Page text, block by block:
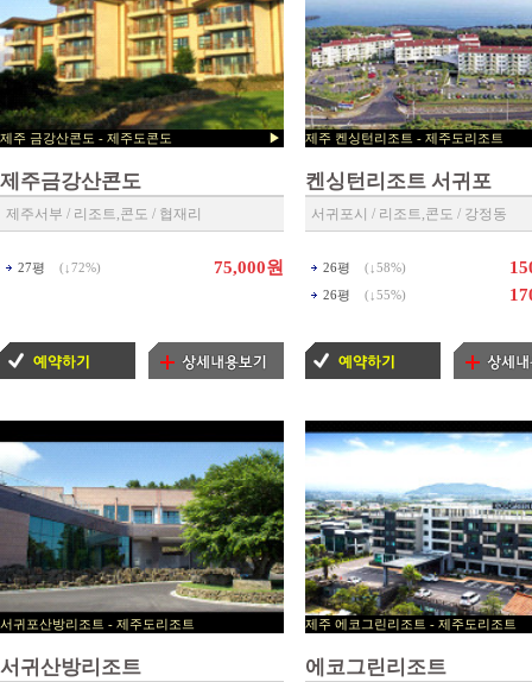
제주 금강산콘도 - 제주도콘도 ▶
제주금강산콘도
제주서부 / 리조트,콘도 / 협재리
27평 (↓ 72%) 75,000원
제주 켄싱턴리조트 - 제주
켄싱턴리조트 서귀포
서귀포시 / 리조트,콘도 / 강정동
26평 (↓ 58%)
26평 (↓ 55%)
서귀포산방리조트 - 제주도리조트
서귀산방리조트
제주 에코그린리조트 - 제주도
에코그린리조트